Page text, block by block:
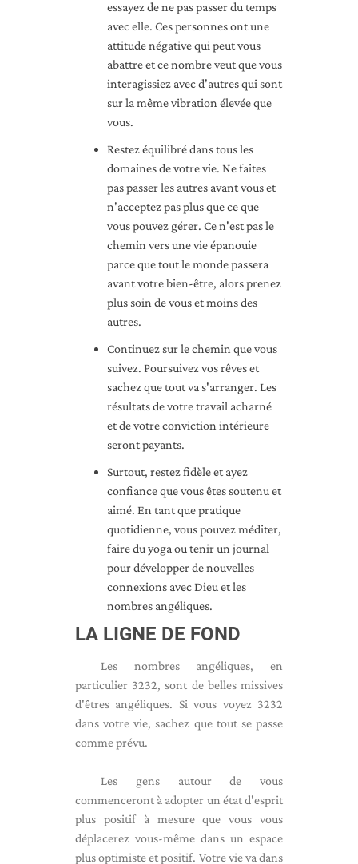
essayez de ne pas passer du temps
avec elle. Ces personnes ont une
attitude négative qui peut vous
abattre et ce nombre veut que vous
interagissiez avec d'autres qui sont
sur la même vibration élevée que
vous.
Restez équilibré dans tous les
domaines de votre vie. Ne faites
pas passer les autres avant vous et
n'acceptez pas plus que ce que
vous pouvez gérer. Ce n'est pas le
chemin vers une vie épanouie
parce que tout le monde passera
avant votre bien-être, alors prenez
plus soin de vous et moins des
autres.
Continuez sur le chemin que vous
suivez. Poursuivez vos rêves et
sachez que tout va s'arranger. Les
résultats de votre travail acharné
et de votre conviction intérieure
seront payants.
Surtout, restez fidèle et ayez
confiance que vous êtes soutenu et
aimé. En tant que pratique
quotidienne, vous pouvez méditer,
faire du yoga ou tenir un journal
pour développer de nouvelles
connexions avec Dieu et les
nombres angéliques.
LA LIGNE DE FOND
Les nombres angéliques, en
particulier 3232, sont de belles missives
d'êtres angéliques. Si vous voyez 3232
dans votre vie, sachez que tout se passe
comme prévu.
Les gens autour de vous
commenceront à adopter un état d'esprit
plus positif à mesure que vous vous
déplacerez vous-même dans un espace
plus optimiste et positif. Votre vie va dans